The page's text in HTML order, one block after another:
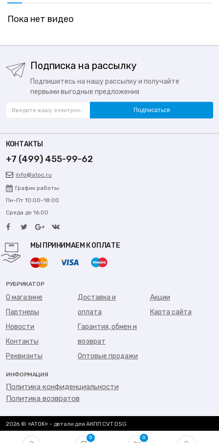
0 0
Пока нет видео
Подписка на рассылку
Подпишитесь на нашу рассылку и получайте
первыми выгодные предложения
Подписаться
КОНТАКТЫ
+7 (499) 455-99-62
info@atoc.ru
График работы:
Пн-Пт 10:00-18:00
Среда до 16:00
МЫ ПРИНИМАЕМ К ОПЛАТЕ
РУБРИКАТОР
О магазине
Партнеры
Новости
Контакты
Реквизиты
Доставка и
оплата
Гарантия, обмен и
возврат
Оптовые продажи
Акции
Карта сайта
ИНФОРМАЦИЯ
Политика конфиденциальности
Политика возвратов
2026 © «ATOK» - детали для АКПП CVT DSG